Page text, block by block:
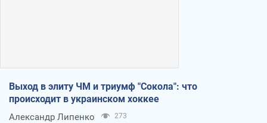
Выход в элиту ЧМ и триумф "Сокола": что
происходит в украинском хоккее
Александр Липенко 273